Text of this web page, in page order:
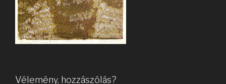
Vélemény, hozzászólás?